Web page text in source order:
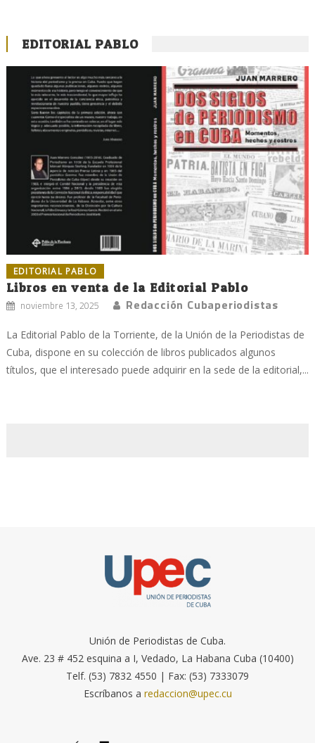
EDITORIAL PABLO
EDITORIAL PABLO
Libros en venta de la Editorial Pablo
noviembre 13, 2025 Redacción Cubaperiodistas
La Editorial Pablo de la Torriente, de la Unión de la Periodistas de
Cuba, dispone en su colección de libros publicados algunos
títulos, que el interesado puede adquirir en la sede de la editorial,...
Unión de Periodistas de Cuba.
Ave. 23 # 452 esquina a I, Vedado, La Habana Cuba (10400)
Telf. (53) 7832 4550 | Fax: (53) 7333079
Escríbanos a redaccion@upec.cu